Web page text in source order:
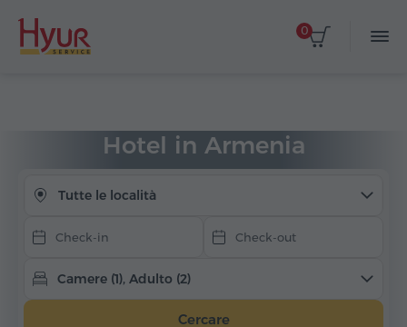
0
Hotel in Armenia
Tutte le località
Camere (1), Adulto (2)
Cercare